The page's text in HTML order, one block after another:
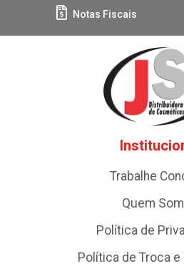
Notas Fiscais
Trabalhe
Quem
Política de
Política de Troca